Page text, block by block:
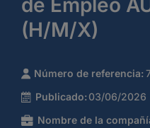
de Empleo
(H/M/X)
Número de referencia:
Publicado: 03/06/2026
Nombre de la